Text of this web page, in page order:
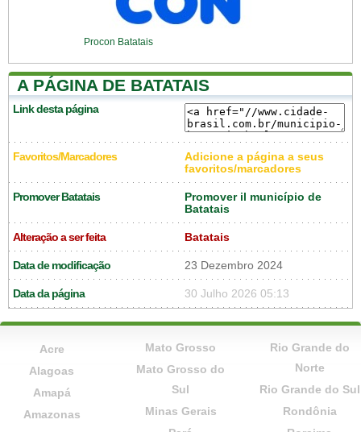
Procon Batatais
A PÁGINA DE BATATAIS
Link desta página
Favoritos/Marcadores
Adicione a página a seus
favoritos/marcadores
Promover Batatais
Promover il município de
Batatais
Alteração a ser feita Batatais
Data de modificação 23 Dezembro 2024
Data da página 30 Julho 2026 05:13
Acre
Alagoas
Amapá
Amazonas
Mato Grosso
Mato Grosso do
Sul
Minas Gerais
Rio Grande do
Norte
Rio Grande do Sul
Rondônia